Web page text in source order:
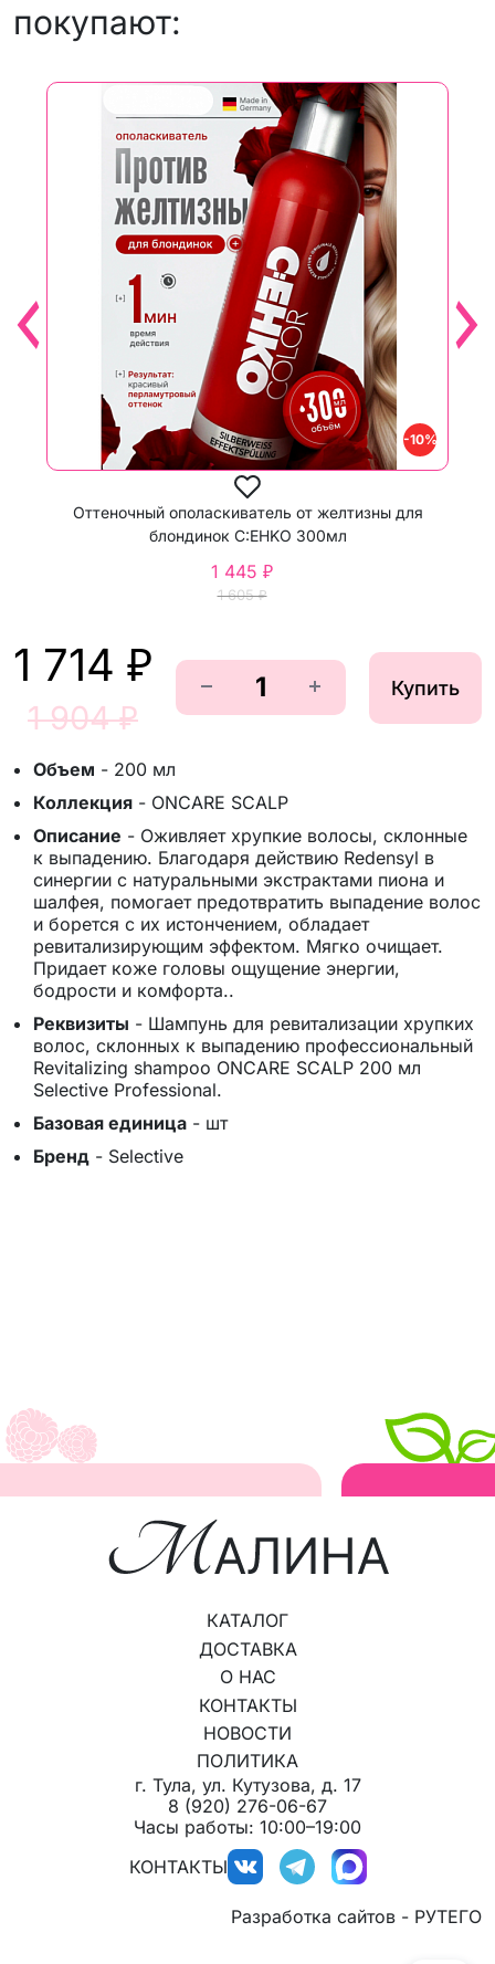
покупают:
-10%
Оттеночный ополаскиватель от желтизны для
блондинок C:EHKO 300мл
1 605 ₽
1 445 ₽
1 714 ₽
1 904 ₽
Купить
Объем - 200 мл
Коллекция - ONCARE SCALP
Описание - Оживляет хрупкие волосы, склонные
к выпадению. Благодаря действию Redensyl в
синергии с натуральными экстрактами пиона и
шалфея, помогает предотвратить выпадение волос
и борется с их истончением, обладает
ревитализирующим эффектом. Мягко очищает.
Придает коже головы ощущение энергии,
бодрости и комфорта..
Реквизиты - Шампунь для ревитализации хрупких
волос, склонных к выпадению профессиональный
Revitalizing shampoo ONCARE SCALP 200 мл
Selective Professional.
Базовая единица - шт
Бренд - Selective
КАТАЛОГ
ДОСТАВКА
О НАС
КОНТАКТЫ
НОВОСТИ
ПОЛИТИКА
г. Тула, ул. Кутузова, д. 17
8 (920) 276-06-67
Часы работы: 10:00–19:00
КОНТАКТЫ
Разработка сайтов - РУТЕГО